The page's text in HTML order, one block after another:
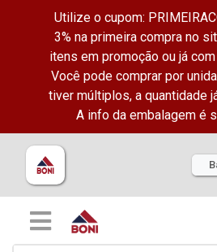
Utilize o cupom:
3% na primeira compra no
itens em promoção ou já
Você pode comprar por
tiver múltiplos, a quantidade
A info da embalagem é